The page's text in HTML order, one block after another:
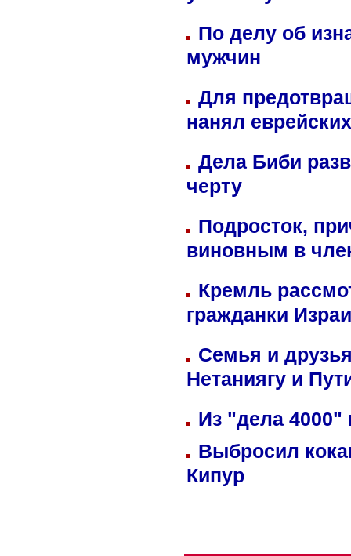
По делу об
мужчин
Для
нанял
Дела Биби
черту
Подросток,
виновным в
Кремль
гражданки
Семья и
Нетаниягу и
Из "дела 4000"
Выбросил
Кипур